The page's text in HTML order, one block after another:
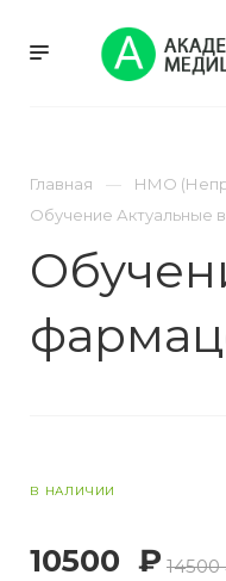
Главная НМО
Обучение Актуальные
В НАЛИЧИИ
10500 ₽ 14500